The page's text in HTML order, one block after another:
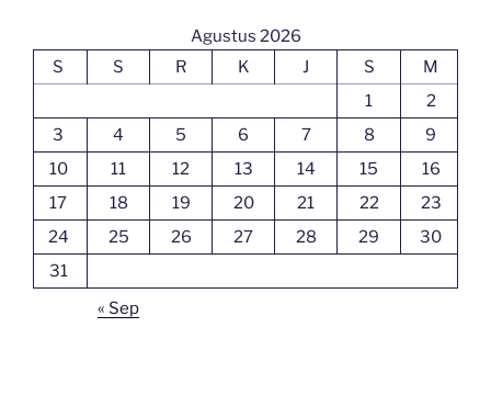
Agustus 2026
S
S R K J S
M
1
2
3
4 5 6 7 8
9
10
11 12 13 14 15
16
17
18 19 20 21 22
23
24
25 26 27 28 29
30
31
« Sep